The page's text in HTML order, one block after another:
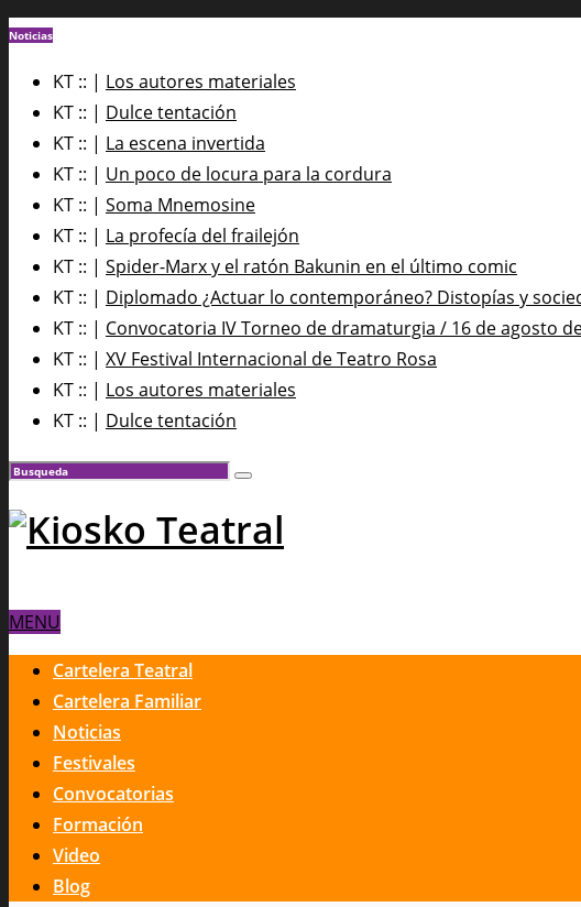
Noticias
KT :: | Los autores materiales
KT :: | Dulce tentación
KT :: | La escena invertida
KT :: | Un poco de locura para la cordura
KT :: | Soma Mnemosine
KT :: | La profecía del frailejón
KT :: | Spider-Marx y el ratón Bakunin en el último comic
KT :: | Diplomado ¿Actuar lo contemporáneo? Distopías y
KT :: | Convocatoria IV Torneo de dramaturgia / 16 de agosto
KT :: | XV Festival Internacional de Teatro Rosa
KT :: | Los autores materiales
KT :: | Dulce tentación
MENU
Cartelera Teatral
Cartelera Familiar
Noticias
Festivales
Convocatorias
Formación
Video
Blog